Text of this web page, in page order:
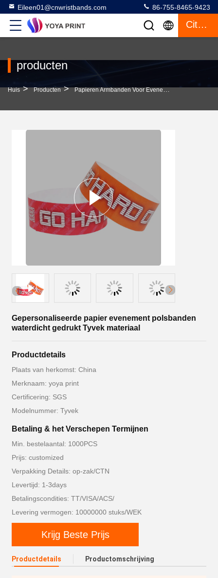
Eileen01@cnwristbands.com 86-755-8465-9423
Citaat
producten
Huis > Producten > Papieren Armbanden Voor Evenementen >
Gepersonaliseerde papier evenement polsbanden
waterdicht gedrukt Tyvek materiaal
Productdetails
Plaats van herkomst: China
Merknaam: yoya print
Certificering: SGS
Modelnummer: Tyvek
Betaling & het Verschepen Termijnen
Min. bestelaantal: 1000PCS
Prijs: customized
Verpakking Details: op-zak/CTN
Levertijd: 1-3days
Betalingscondities: TT/VISA/ACS/
Levering vermogen: 10000000 stuks/WEK
Krijg Beste Prijs
Productdetails Productomschrijving